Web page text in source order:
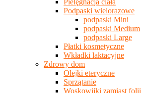
Podpaski wielorazowe
podpaski Mini
podpaski Medium
podpaski Large
Płatki kosmetyczne
Wkładki laktacyjne
Zdrowy dom
Olejki eteryczne
Sprzątanie
Woskowijki zamiast folii